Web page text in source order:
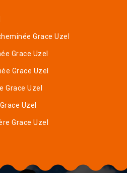
Grace Uzel
Grace Uzel
Grace Uzel
Grace Uzel
Uzel
Grace Uzel